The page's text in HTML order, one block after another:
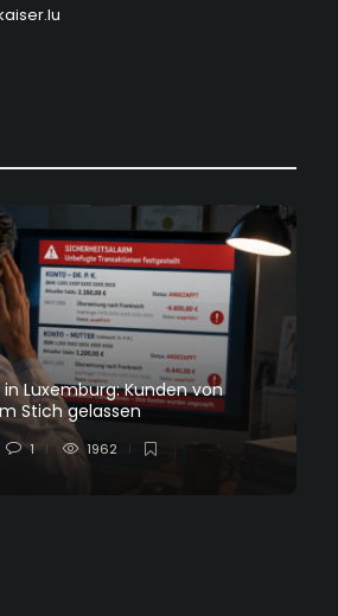
Luxemburg: Kunden von
Stich gelassen
1 1962